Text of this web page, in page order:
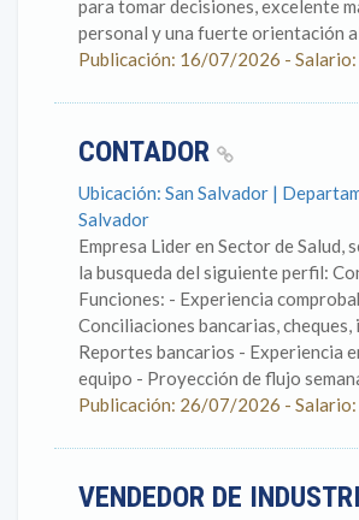
para tomar decisiones, excelente
personal y una fuerte orientación
Publicación: 16/07/2026 -
CONTADOR
Ubicación: San Salvador |
Salvador
Empresa Lider en Sector de Salud,
la busqueda del siguiente perfil:
Funciones: - Experiencia
Conciliaciones bancarias, cheques,
Reportes bancarios - Experiencia
equipo - Proyección de flujo
Publicación: 26/07/2026 -
VENDEDOR DE